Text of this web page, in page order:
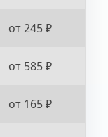
от 245 ₽
от 585 ₽
от 165 ₽